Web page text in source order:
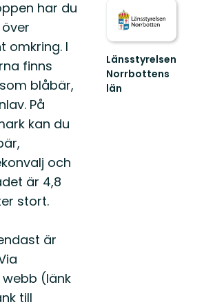
har du
omkring. I
finns
blåbär,
På
kan du
och
är 4,8
stort.
är
webb (länk
till
Länsstyrelsen
Norrbottens
län